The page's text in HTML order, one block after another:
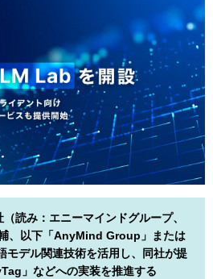
読み：エニーマインドグループ、
、以下「AnyMind Group」または
モデル関連技術を活用し、同社が提
」などへの実装を推進する